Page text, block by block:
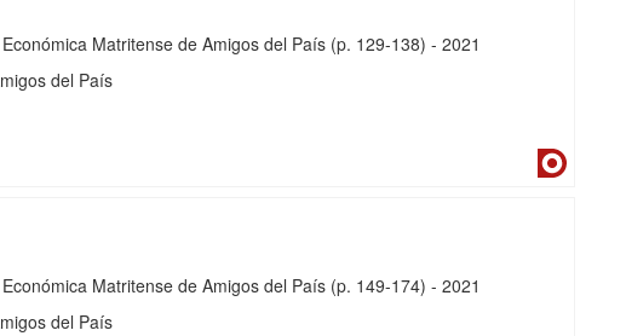
Matritense de Amigos del País (p. 129-138) - 2021
del País
Matritense de Amigos del País (p. 149-174) - 2021
del País